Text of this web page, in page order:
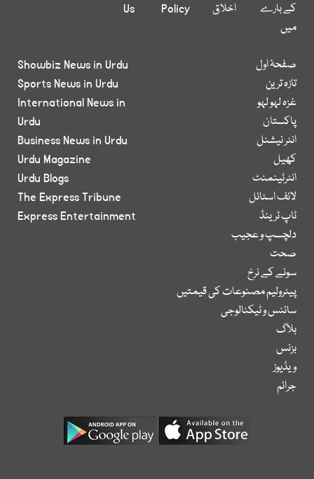
کے بارے
میں
اخلاق
Policy
Us
صفحۂ اول
تازہ ترین
غزہ لہو لہو
پاکستان
انٹر نیشنل
کھیل
انٹرٹینمنٹ
لائف اسٹائل
ٹاپ ٹرینڈ
دلچسپ و عجیب
صحت
سونے کے نرخ
پیٹرولیم مصنوعات کی قیمتیں
سائنس و ٹیکنالوجی
بلاگ
بزنس
ویڈیوز
جرائم
Showbiz News in Urdu
Sports News in Urdu
International News in
Urdu
Business News in Urdu
Urdu Magazine
Urdu Blogs
The Express Tribune
Express Entertainment